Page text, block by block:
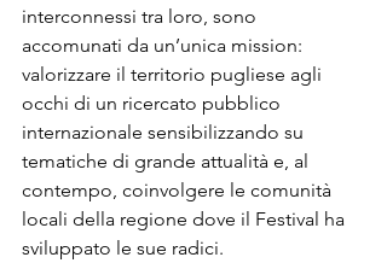
interconnessi tra loro, sono
accomunati da un’unica mission:
valorizzare il territorio pugliese agli
occhi di un ricercato pubblico
internazionale sensibilizzando su
tematiche di grande attualità e, al
contempo, coinvolgere le comunità
locali della regione dove il Festival ha
sviluppato le sue radici.